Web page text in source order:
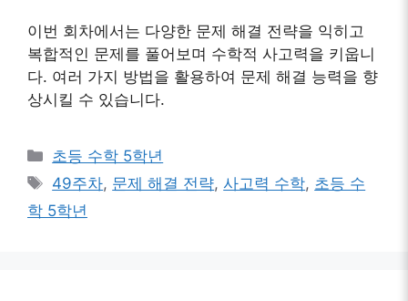
이번 회차에서는 다양한 문제 해결 전략을 익히고
복합적인 문제를 풀어보며 수학적 사고력을 키웁니
다. 여러 가지 방법을 활용하여 문제 해결 능력을 향
상시킬 수 있습니다.
카
테
리
초등 수학 5학년
태
그
49주차, 문제 해결 전략,사고력 수학, 초등 수
학 5학년